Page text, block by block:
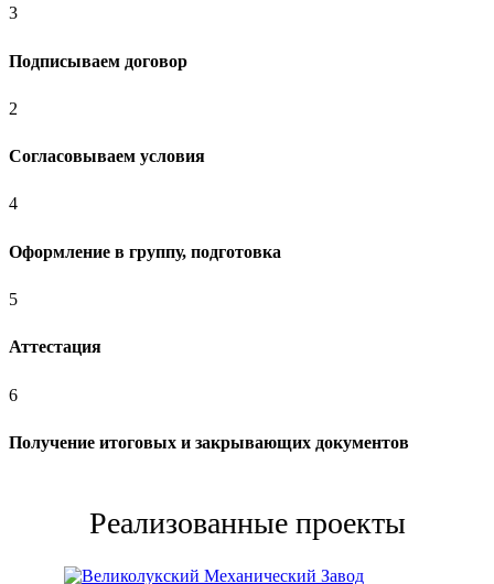
3
Подписываем договор
2
Согласовываем условия
4
Оформление в группу, подготовка
5
Аттестация
6
Получение итоговых и закрывающих документов
Реализованные проекты